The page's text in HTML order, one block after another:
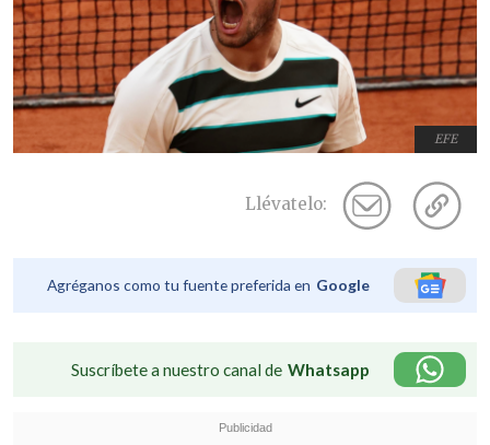
EFE
Llévatelo:
Agréganos como tu fuente preferida en Google
Suscríbete a nuestro canal de Whatsapp